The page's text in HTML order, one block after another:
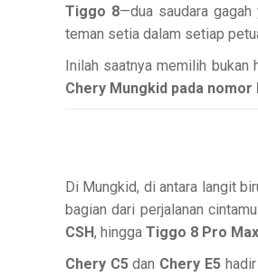
Tiggo 8—dua saudara gagah
teman setia dalam setiap
Inilah saatnya memilih bukan
Chery Mungkid pada
Di Mungkid, di antara langit
bagian dari perjalanan
CSH, hingga Tiggo 8 Pro Max
Chery C5dan Chery E5hadir